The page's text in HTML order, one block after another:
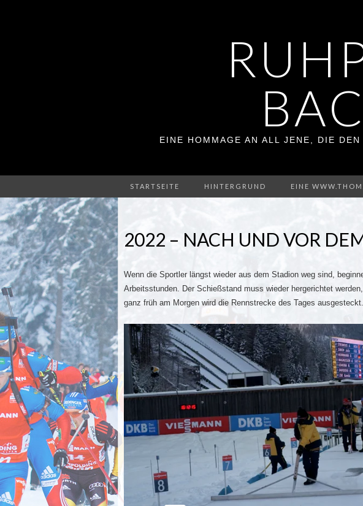
EINE HOMMAGE AN ALL JENE, DIE
STARTSEITE HINTERGRUND EINE
2022 – NACH UND VOR
Wenn die Sportler längst wieder aus dem Stadion weg sind,
Arbeitsstunden. Der Schießstand muss wieder hergerichtet
ganz früh am Morgen wird die Rennstrecke des Tages ausgesteckt.